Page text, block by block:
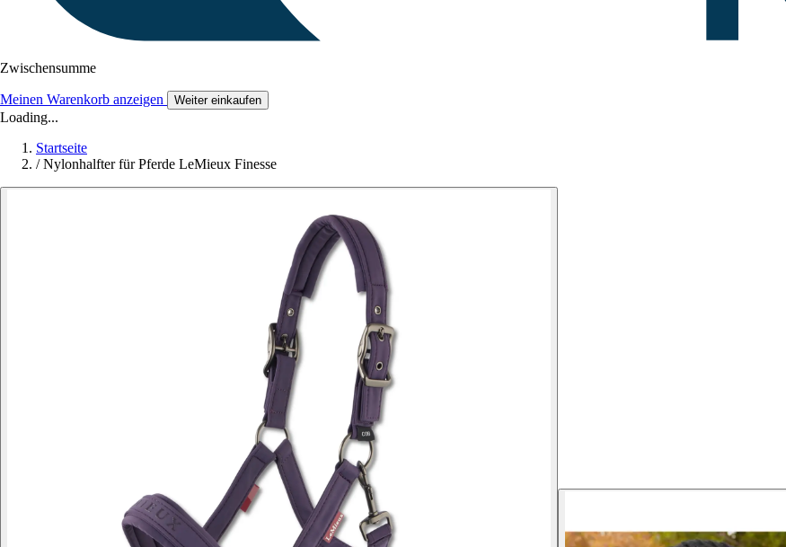
Zwischensumme
Meinen Warenkorb anzeigen Weiter einkaufen
Loading...
Startseite
/ Nylonhalfter für Pferde LeMieux Finesse